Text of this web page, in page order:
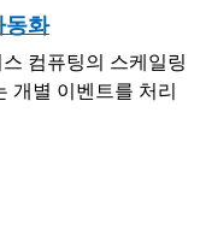
화
컴퓨팅의 스케일링
개별 이벤트를 처리